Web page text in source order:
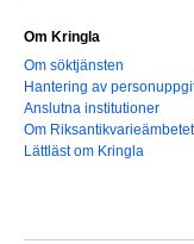
Om Kringla
Om söktjänsten
Hantering av
Anslutna institutioner
Om Riksantikvarieämbetet
Lättläst om Kringla